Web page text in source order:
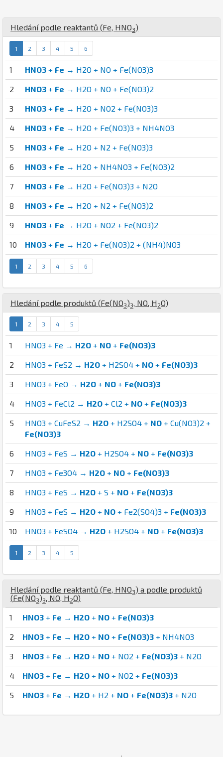
Hledání podle reaktantů (Fe HNO3)
1 2 3 4 5 6
1 HNO3 + Fe → H2O + NO + Fe(NO3)3
2 HNO3 + Fe → H2O + NO + Fe(NO3)2
3 HNO3 + Fe → H2O + NO2 + Fe(NO3)3
4 HNO3 + Fe → H2O + Fe(NO3)3 + NH4NO3
5 HNO3 + Fe → H2O + N2 + Fe(NO3)3
6 HNO3 + Fe → H2O + NH4NO3 + Fe(NO3)2
7 HNO3 + Fe → H2O + Fe(NO3)3 + N2O
8 HNO3 + Fe → H2O + N2 + Fe(NO3)2
9 HNO3 + Fe → H2O + NO2 + Fe(NO3)2
10 HNO3 + Fe → H2O + Fe(NO3)2 + (NH4)NO3
1 2 3 4 5 6
Hledání podle produktů (Fe(NO3)3 NO H 2O)
1 2 3 4 5
1 HNO3 + Fe → H2O + NO + Fe(NO3)3
2 HNO3 + FeS2 → H2O + H2SO4 + NO + Fe(NO3)3
3 HNO3 + FeO → H2O + NO + Fe(NO3)3
4 HNO3 + FeCl2 → H2O + Cl2 + NO + Fe(NO3)3
5 HNO3 + CuFeS2 → H2O + H2SO4 + NO + Cu(NO3)2 +
Fe(NO3)3
6 HNO3 + FeS → H2O + H2SO4 + NO + Fe(NO3)3
7 HNO3 + Fe3O4 → H2O + NO + Fe(NO3)3
8 HNO3 + FeS → H2O + S + NO + Fe(NO3)3
9 HNO3 + FeS → H2O + NO + Fe2(SO4)3 + Fe(NO3)3
10 HNO3 + FeSO4 → H2O + H2SO4 + NO + Fe(NO3)3
1 2 3 4 5
Hledání podle reaktantů (Fe HNO3) a podle produktů
(Fe(NO3)3 NO H 2O)
1 HNO3 + Fe → H2O + NO + Fe(NO3)3
2 HNO3 + Fe → H2O + NO + Fe(NO3)3 + NH4NO3
3 HNO3 + Fe → H2O + NO + NO2 + Fe(NO3)3 + N2O
4 HNO3 + Fe → H2O + NO + NO2 + Fe(NO3)3
5 HNO3 + Fe → H2O + H2 + NO + Fe(NO3)3 + N2O